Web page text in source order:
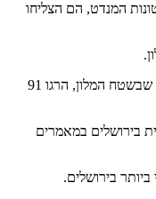
המנדט, הם הצליחו
אצ"ל, בניסיון לפוצץ את המשרדים הבריטיים שבשטח המלון, הרגו 91
בירושלים במאמרים
בירושלים.